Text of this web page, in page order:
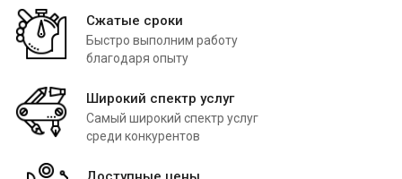
Сжатые сроки
Быстро выполним работу
благодаря опыту
Широкий спектр услуг
Самый широкий спектр услуг
среди конкурентов